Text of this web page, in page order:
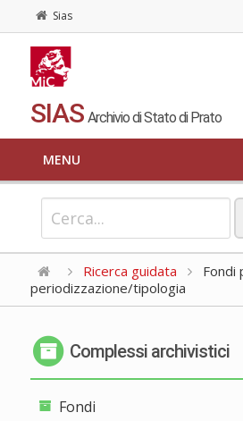
Sias
SIAS Archivio di Stato di Prato
MENU
Ricerca guidata
Fondi
periodizzazione/tipologia
Complessi archivistici
Fondi